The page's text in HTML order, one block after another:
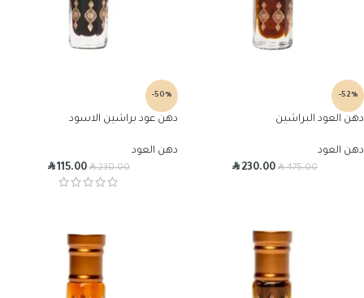
-52%
دهن العود البراشين
دهن العود
R475.00
R230.00
-50%
دهن عود براشين الاسود
دهن العود
R230.00
R115.00